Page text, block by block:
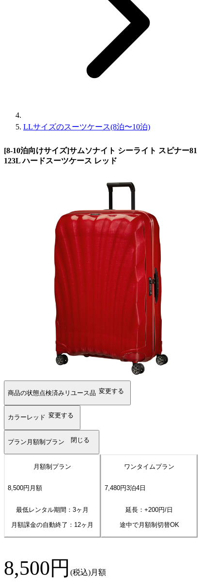
LLサイズのスーツケース(8泊〜10泊)
[8-10泊向けサイズ]サムソナイト シーライト スピナー81
123L ハードスーツケース レッド
商品の状態点検済みリユース品 変更する
カラー レッド 変更する
プラン 月額制プラン 閉じる
月額制プラン
8,500円 月額
最低レンタル期間：3ヶ月
月額課金の自動終了： 12ヶ月
ワンタイムプラン
7,480円3泊4 日
延長：+200円/日
途中で月額制切替OK
8,500円 (税込)月額